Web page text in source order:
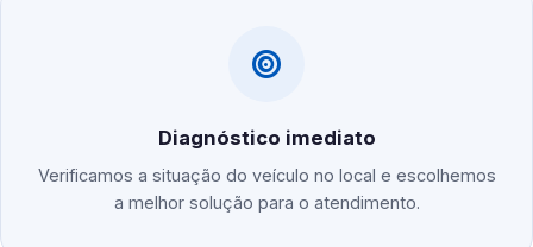
Diagnóstico imediato
Verificamos a situação do veículo no local e escolhemos
a melhor solução para o atendimento.